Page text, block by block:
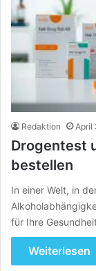
Redaktion April
Drogentest
bestellen
In einer Welt, in
für Ihre
Weiterlesen